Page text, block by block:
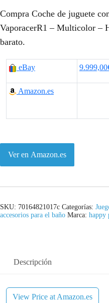
Compra Coche de juguete
VaporacerR1 – Multicolor –
barato.
eBay
Amazon.es
Ver en Amazon.es
SKU: 70164821017c Categorías:
accesorios para el baño Marca: happy
Descripción
View Price at Amazon.es